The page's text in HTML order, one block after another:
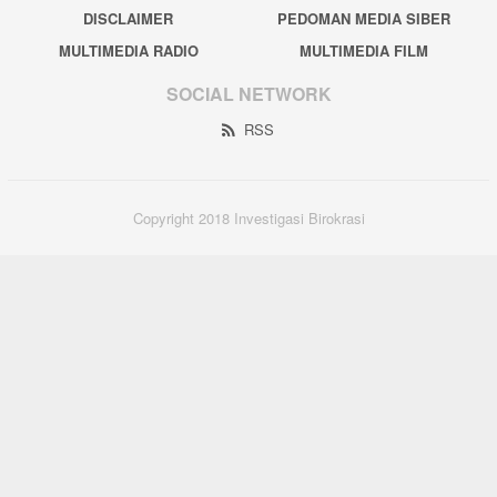
DISCLAIMER
PEDOMAN MEDIA SIBER
MULTIMEDIA RADIO
MULTIMEDIA FILM
SOCIAL NETWORK
RSS
Copyright 2018 Investigasi Birokrasi